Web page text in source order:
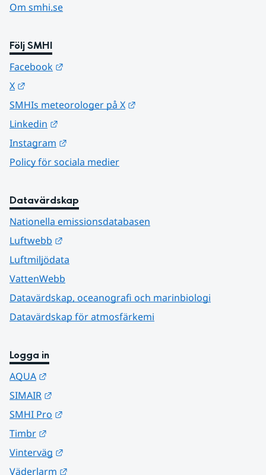
Om smhi.se
Följ SMHI
Facebook
X
SMHIs meteorologer på X
Linkedin
Instagram
Policy för sociala medier
Datavärdskap
Nationella emissionsdatabasen
Luftwebb
Luftmiljödata
VattenWebb
Datavärdskap, oceanografi och marinbiologi
Datavärdskap för atmosfärkemi
Logga in
AQUA
SIMAIR
SMHI Pro
Timbr
Vinterväg
Väderlarm